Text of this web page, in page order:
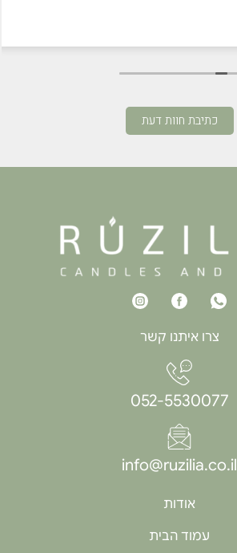
כתיבת חוות דעת
צרו איתנו קשר
052-5530077
info@ruzilia.co.il
אודות
עמוד הבית